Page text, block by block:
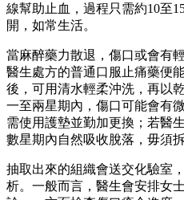
線幫助止血，過程只需約10至
開，如常生活。
當麻醉藥力散退，傷口或會有
醫生處方的普通口服止痛藥便
後，可用清水輕柔沖洗，再以
一至兩星期內，傷口可能會有
需使用護墊並勤加更換；若醫
數星期內自然吸收脫落，毋須拆
抽取出來的組織會送交化驗室
析。一般而言，醫生會安排女